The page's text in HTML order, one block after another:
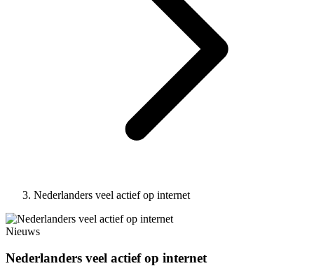
Nederlanders veel actief op internet
Nieuws
Nederlanders veel actief op internet